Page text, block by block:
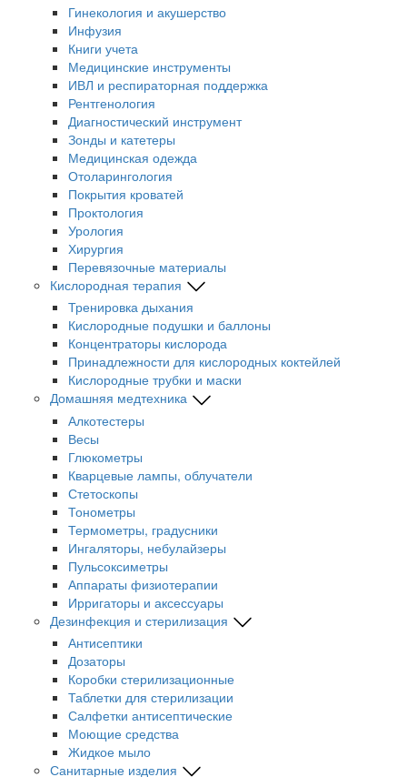
Гинекология и акушерство
Инфузия
Книги учета
Медицинские инструменты
ИВЛ и респираторная поддержка
Рентгенология
Диагностический инструмент
Зонды и катетеры
Медицинская одежда
Отоларингология
Покрытия кроватей
Проктология
Урология
Хирургия
Перевязочные материалы
Кислородная терапия
Тренировка дыхания
Кислородные подушки и баллоны
Концентраторы кислорода
Принадлежности для кислородных коктейлей
Кислородные трубки и маски
Домашняя медтехника
Алкотестеры
Весы
Глюкометры
Кварцевые лампы, облучатели
Стетоскопы
Тонометры
Термометры, градусники
Ингаляторы, небулайзеры
Пульсоксиметры
Аппараты физиотерапии
Ирригаторы и аксессуары
Дезинфекция и стерилизация
Антисептики
Дозаторы
Коробки стерилизационные
Таблетки для стерилизации
Салфетки антисептические
Моющие средства
Жидкое мыло
Санитарные изделия